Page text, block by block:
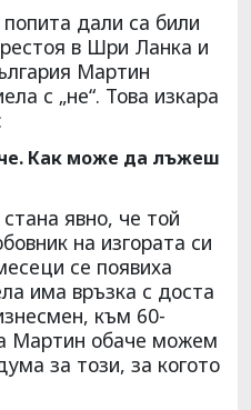
дали са били
в Шри Ланка и
Мартин
с „не“. Това изкара
Как може да лъжеш
явно, че той
на изгората си
се появиха
има връзка с доста
към 60-
Мартин обаче можем
за този, за когото